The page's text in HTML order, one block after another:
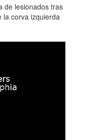
de lesionados tras
la corva izquierda